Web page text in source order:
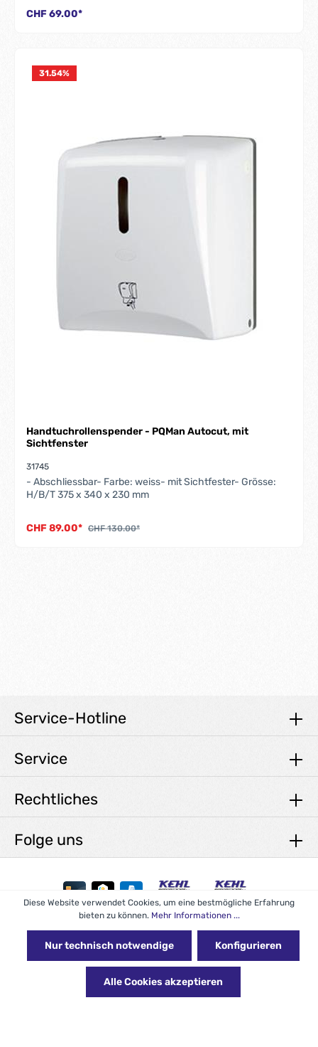
CHF 69.00*
31.54%
Handtuchrollenspender - PQMan Autocut, mit
Sichtfenster
31745
- Abschliessbar- Farbe: weiss- mit Sichtfester- Grösse:
H/B/T 375 x 340 x 230 mm
CHF 89.00* CHF 130.00*
Folge uns
Service-Hotline
Service
Rechtliches
Zenit Design
* Alle Preise exkl. gesetzl. Mehrwertsteuer zzgl.Versandkosten
und ggf. Nachnahmegebühren, wenn nicht anders angegeben.
Diese Website verwendet Cookies, um eine bestmögliche Erfahrung
bieten zu können. Mehr Informationen ...
Nur technisch notwendige Konfigurieren
Alle Cookies akzeptieren